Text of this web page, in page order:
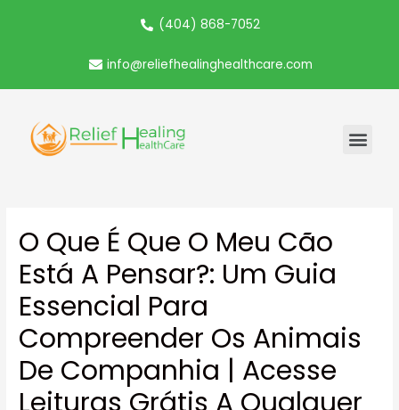
(404) 868-7052
info@reliefhealinghealthcare.com
O Que É Que O Meu Cão
Está A Pensar?: Um Guia
Essencial Para
Compreender Os Animais
De Companhia | Acesse